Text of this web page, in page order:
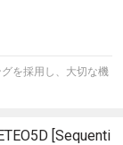
を採用し、大切な機
[Sequenti